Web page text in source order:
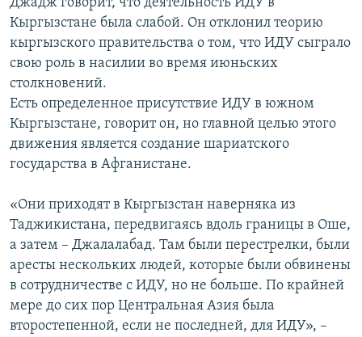
Кыргызстане была слабой. Он отклонил теорию
кыргызского правительства о том, что ИДУ сыграло
свою роль в насилии во время июньских
столкновений.
Есть определенное присутствие ИДУ в южном
Кыргызстане, говорит он, но главной целью этого
движения является создание шариатского
государства в Афганистане.
«Они приходят в Кыргызстан наверняка из
Таджикистана, передвигаясь вдоль границы в Оше,
а затем – Джалалабад. Там были перестрелки, были
аресты нескольких людей, которые были обвинены
в сотрудничестве с ИДУ, но не больше. По крайней
мере до сих пор Центральная Азия была
второстепенной, если не последней, для ИДУ», –